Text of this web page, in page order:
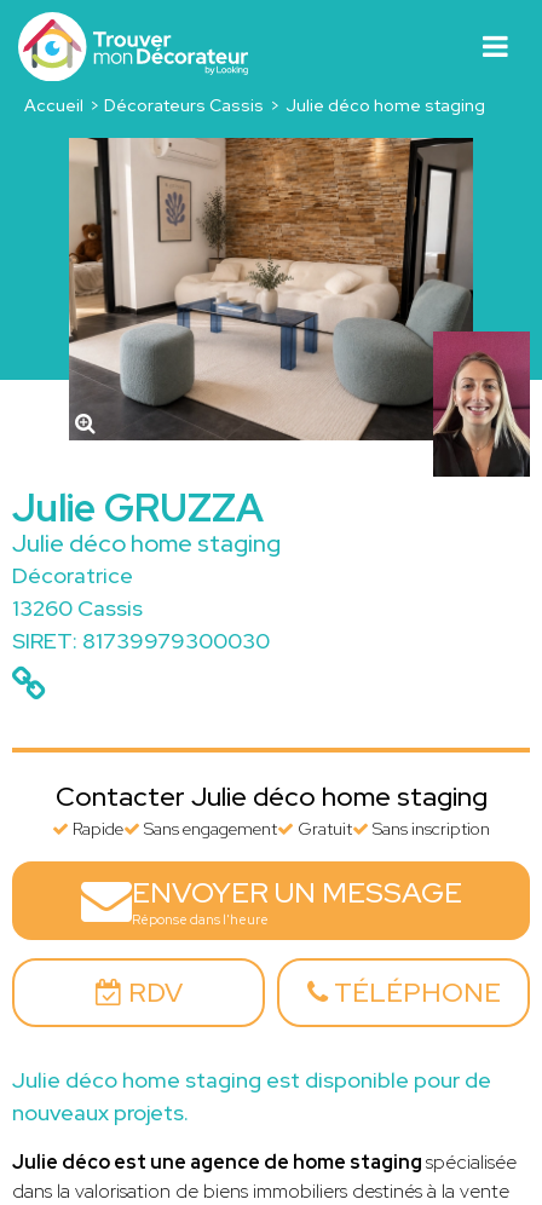
Accueil Décorateurs Cassis Julie déco home staging
Julie GRUZZA
Julie déco home staging
Décoratrice
13260 Cassis
SIRET: 81739979300030
Contacter Julie déco home staging
Rapide Sans engagement Gratuit Sans inscription
ENVOYER UN MESSAGE
Réponse dans l'heure
RDV TÉLÉPHONE
Julie déco home staging est disponible pour de
nouveaux projets.
Julie déco est une agence de home stagingspécialisée
dans la valorisation de biens immobiliers destinés à la vente